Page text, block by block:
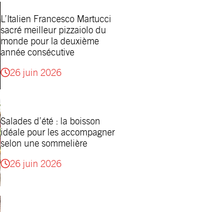
L’Italien Francesco Martucci
sacré meilleur pizzaiolo du
monde pour la deuxième
année consécutive
26 juin 2026
Salades d’été : la boisson
idéale pour les accompagner
selon une sommelière
26 juin 2026